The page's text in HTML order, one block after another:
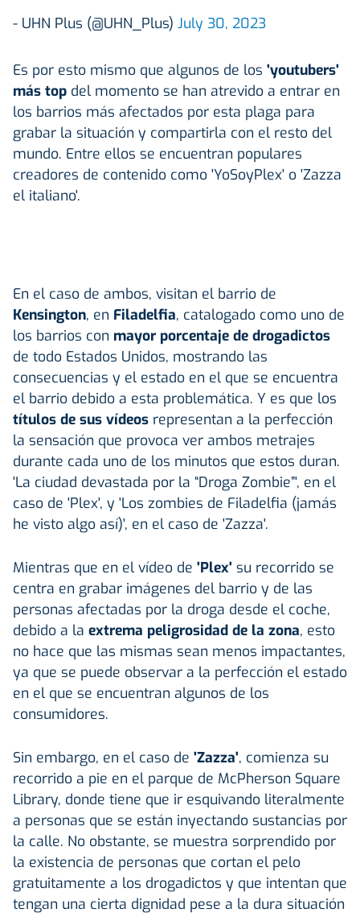
- UHN Plus (@UHN_Plus) July 30, 2023
Es por esto mismo que algunos de los 'youtubers'
más top del momento se han atrevido a entrar en
los barrios más afectados por esta plaga para
grabar la situación y compartirla con el resto del
mundo. Entre ellos se encuentran populares
creadores de contenido como 'YoSoyPlex' o 'Zazza
el italiano'.
En el caso de ambos, visitan el barrio de
Kensington, en Filadelfia, catalogado como uno de
los barrios con mayor porcentaje de drogadictos
de todo Estados Unidos, mostrando las
consecuencias y el estado en el que se encuentra
el barrio debido a esta problemática. Y es que los
títulos de sus vídeos representan a la perfección
la sensación que provoca ver ambos metrajes
durante cada uno de los minutos que estos duran.
'La ciudad devastada por la “Droga Zombie”', en el
caso de 'Plex', y 'Los zombies de Filadelfia (jamás
he visto algo así)', en el caso de 'Zazza'.
Mientras que en el vídeo de 'Plex' su recorrido se
centra en grabar imágenes del barrio y de las
personas afectadas por la droga desde el coche,
debido a la extrema peligrosidad de la zona, esto
no hace que las mismas sean menos impactantes,
ya que se puede observar a la perfección el estado
en el que se encuentran algunos de los
consumidores.
Sin embargo, en el caso de 'Zazza', comienza su
recorrido a pie en el parque de McPherson Square
Library, donde tiene que ir esquivando literalmente
a personas que se están inyectando sustancias por
la calle. No obstante, se muestra sorprendido por
la existencia de personas que cortan el pelo
gratuitamente a los drogadictos y que intentan que
tengan una cierta dignidad pese a la dura situación